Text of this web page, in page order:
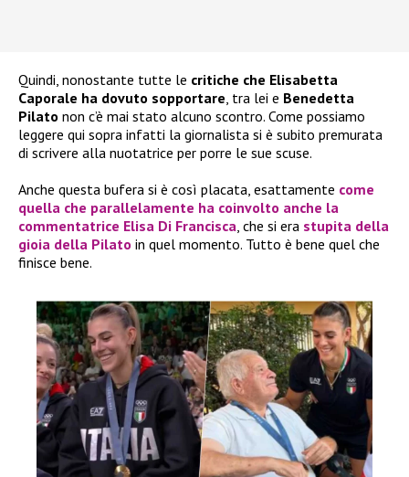
Quindi, nonostante tutte le critiche che Elisabetta
Caporale ha dovuto sopportare , tra lei e Benedetta
Pilato non c’è mai stato alcuno scontro. Come possiamo
leggere qui sopra infatti la giornalista si è subito premurata
di scrivere alla nuotatrice per porre le sue scuse.
Anche questa bufera si è così placata, esattamente come
quella che parallelamente ha coinvolto anche la
commentatrice Elisa Di Francisca , che si era stupita della
gioia della Pilato in quel momento. Tutto è bene quel che
finisce bene.